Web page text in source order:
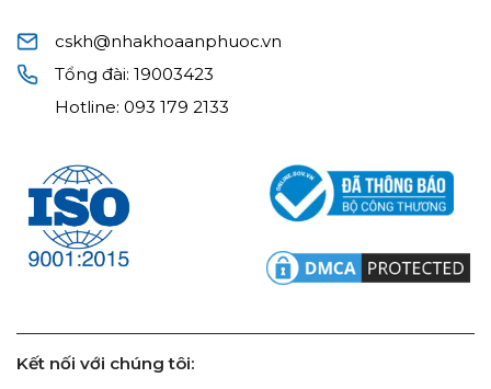
cskh@nhakhoaanphuoc.vn
Tổng đài:19003423
Hotline:093 179 2133
Kết nối với chúng tôi: